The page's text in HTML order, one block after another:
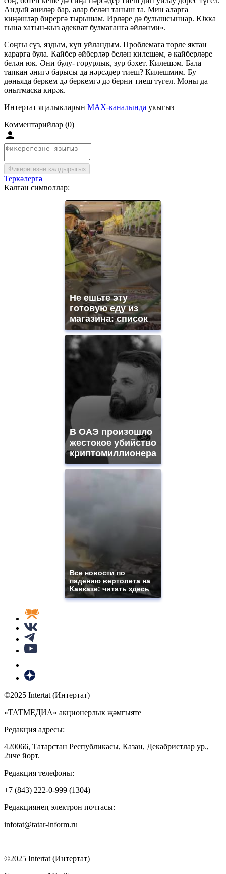
Андый әниләр бар, алар белән таныш та. Мин аларга
киңәшләр бирергә тырышам. Ирләре дә булышсыннар. Юкка
гына хатын-кыз адекват булмаганга әйләнми».
Соңгы сүз, яздым, күп уйландым. Проблемага төрле яктан
карарга була. Кайбер әйберләр белән килешәм, ә кайберләре
белән юк. Әни булу- горурлык, зур бәхет. Килешәм. Бала
тапкан әнигә барысы да нәрсәдер тиеш? Килешмим. Бу
дөньяда беркем дә беркемгә дә берни тиеш түгел. Моны да
онытмаска кирәк.
Интертат яңалыкларын MAX-каналында укыгыз
Комментарийлар (0)
Фикерегезне калдырыгыз
Теркәлергә
Калган символлар:
Не ешьте эту
готовую еду из
магазина: список
В ОАЭ произошло
жестокое убийство
криптомиллионера
Все новости по
падению вертолета на
Кавказе: читать здесь
©2025 Intertat (Интертат)
«ТАТМЕДИА» акционерлык җәмгыяте
Редакция адресы:
420066, Татарстан Республикасы, Казан, Декабристлар ур.,
2нче йорт.
Редакция телефоны:
+7 (843) 222-0-999 (1304)
Редакциянең электрон почтасы:
infotat@tatar-inform.ru
©2025 Intertat (Интертат)